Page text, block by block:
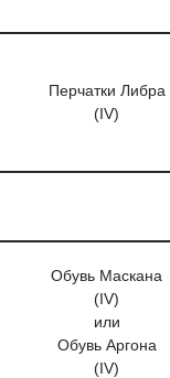
Перчатки Либра
(IV)
Обувь Маскана
(IV)
или
Обувь Аргона
(IV)